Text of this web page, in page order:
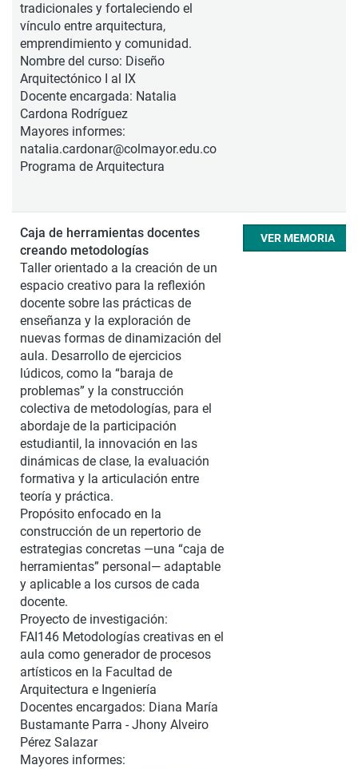
tradicionales y fortaleciendo el
vínculo entre arquitectura,
emprendimiento y comunidad.
Nombre del curso: Diseño
Arquitectónico I al IX
Docente encargada: Natalia
Cardona Rodríguez
Mayores informes:
natalia.cardonar@colmayor.edu.co
Programa de Arquitectura
Caja de herramientas docentes
creando metodologías
Taller orientado a la creación de un
espacio creativo para la reflexión
docente sobre las prácticas de
enseñanza y la exploración de
nuevas formas de dinamización del
aula. Desarrollo de ejercicios
lúdicos, como la “baraja de
problemas” y la construcción
colectiva de metodologías, para el
abordaje de la participación
estudiantil, la innovación en las
dinámicas de clase, la evaluación
formativa y la articulación entre
teoría y práctica.
Propósito enfocado en la
construcción de un repertorio de
estrategias concretas —una “caja de
herramientas” personal— adaptable
y aplicable a los cursos de cada
docente.
Proyecto de investigación:
FAI146 Metodologías creativas en el
aula como generador de procesos
artísticos en la Facultad de
Arquitectura e Ingeniería
Docentes encargados: Diana María
Bustamante Parra - Jhony Alveiro
Pérez Salazar
Mayores informes:
VER MEMORIA